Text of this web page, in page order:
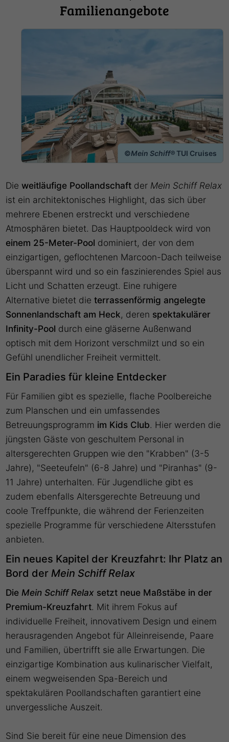
Familienangebote
©Mein Schiff®TUI Cruises
Dieweitläufige Poollandschaft der Mein Schiff Relax
ist ein architektonisches Highlight, das sich über
mehrere Ebenen erstreckt und verschiedene
Atmosphären bietet. Das Hauptpooldeck wird von
einem 25-Meter-Pool dominiert, der von dem
einzigartigen, geflochtenen Marcoon-Dach teilweise
überspannt wird und so ein faszinierendes Spiel aus
Licht und Schatten erzeugt. Eine ruhigere
Alternative bietet dieterrassenförmig angelegte
Sonnenlandschaft am Heck, deren spektakulärer
Infinity-Pool durch eine gläserne Außenwand
optisch mit dem Horizont verschmilzt und so ein
Gefühl unendlicher Freiheit vermittelt.
Ein Paradies für kleine Entdecker
Für Familien gibt es spezielle, flache Poolbereiche
zum Planschen und ein umfassendes
Betreuungsprogramm im Kids Club. Hier werden die
jüngsten Gäste von geschultem Personal in
altersgerechten Gruppen wie den "Krabben" (3-5
Jahre), "Seeteufeln" (6-8 Jahre) und "Piranhas" (9-
11 Jahre) unterhalten. Für Jugendliche gibt es
zudem ebenfalls Altersgerechte Betreuung und
coole Treffpunkte, die während der Ferienzeiten
spezielle Programme für verschiedene Altersstufen
anbieten.
Ein neues Kapitel der Kreuzfahrt: Ihr Platz an
Bord derMein Schiff Relax
DieMein Schiff Relax setzt neue Maßstäbe in der
Premium-Kreuzfahrt. Mit ihrem Fokus auf
individuelle Freiheit, innovativem Design und einem
herausragenden Angebot für Alleinreisende, Paare
und Familien, übertrifft sie alle Erwartungen. Die
einzigartige Kombination aus kulinarischer Vielfalt,
einem wegweisenden Spa-Bereich und
spektakulären Poollandschaften garantiert eine
unvergessliche Auszeit.
Sind Sie bereit für eine neue Dimension des